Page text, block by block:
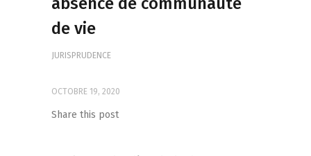
de vie
JURISPRUDENCE
OCTOBRE 19, 2020
Share this post